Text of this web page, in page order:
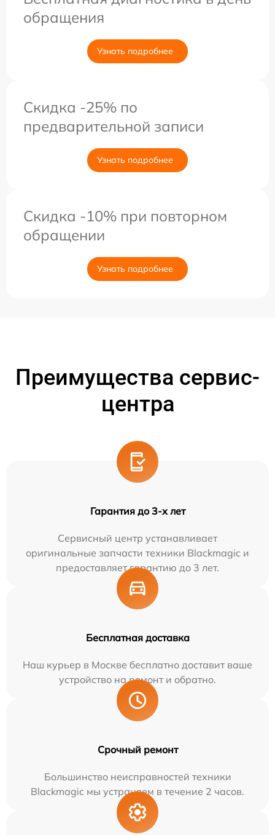
обращения
Узнать подробнее
Скидка -25% по
предварительной записи
Узнать подробнее
Скидка -10% при повторном
обращении
Узнать подробнее
Преимущества сервис-
центра
Гарантия до 3-х лет
Сервисный центр устанавливает
оригинальные запчасти техники Blackmagic и
предоставляет гарантию до 3 лет.
Бесплатная доставка
Наш курьер в Москве бесплатно доставит ваше
устройство на ремонт и обратно.
Срочный ремонт
Большинство неисправностей техники
Blackmagic мы устраняем в течение 2 часов.